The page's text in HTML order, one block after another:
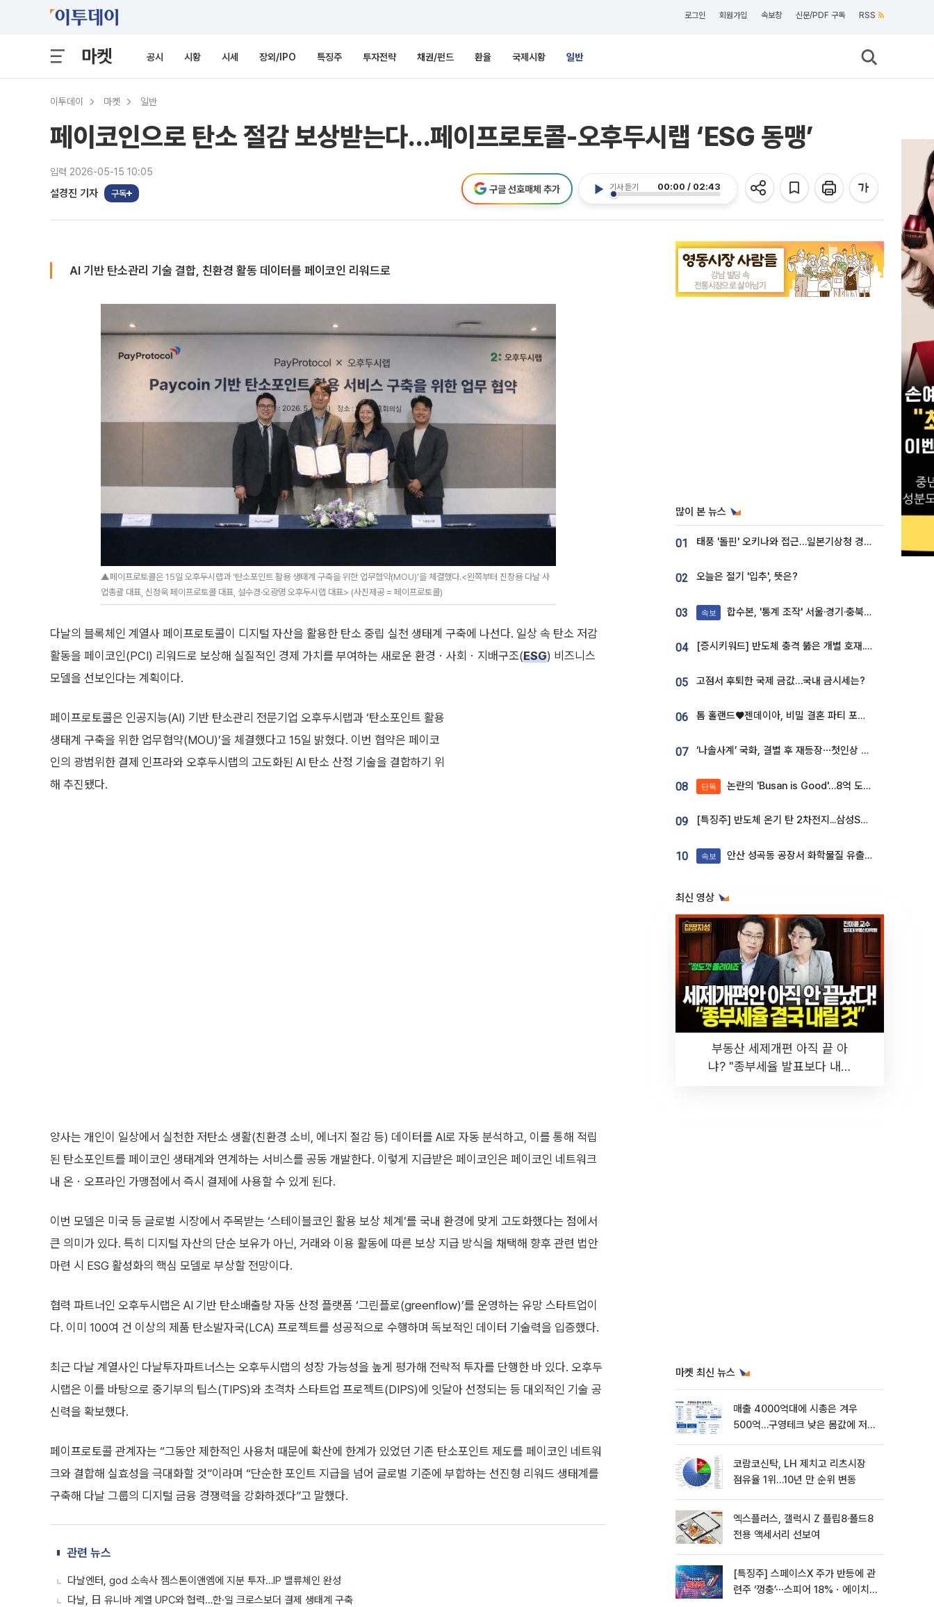
로그인 회원가입 속보창 신문/PDF 구독 RSS
마켓 공시 시황 시세 장외/IPO 특징주 투자전략 채권/펀드 환율 국제시황 일반
이투데이 마켓 일반
페이코인으로 탄소 절감 보상받는다…페이프로토콜-오후두시랩 ‘ESG 동맹’
입력 2026-05-15 10:05
설경진 기자 구독
기사 듣기 00:00 / 02:43
구글 선호매체 추가
AI 기반 탄소관리 기술 결합, 친환경 활동 데이터를 페이코인 리워드로
▲페이프로토콜은 15일 오후두시랩과 ‘탄소포인트 활용 생태계 구축을 위한 업무협약(MOU)’을 체결했다.<왼쪽부터 진창용 다날 사
업총괄 대표, 신정욱 페이프로토콜 대표, 설수경·오광명 오후두시랩 대표> (사진제공 = 페이프로토콜)
다날의 블록체인 계열사 페이프로토콜이 디지털 자산을 활용한 탄소 중립 실천 생태계 구축에 나선다. 일상 속 탄소 저감
활동을 페이코인(PCI) 리워드로 보상해 실질적인 경제 가치를 부여하는 새로운 환경ㆍ사회ㆍ지배구조(ESG) 비즈니스
모델을 선보인다는 계획이다.
페이프로토콜은 인공지능(AI) 기반 탄소관리 전문기업 오후두시랩과 ‘탄소포인트 활용
생태계 구축을 위한 업무협약(MOU)’을 체결했다고 15일 밝혔다. 이번 협약은 페이코
인의 광범위한 결제 인프라와 오후두시랩의 고도화된 AI 탄소 산정 기술을 결합하기 위
해 추진됐다.
양사는 개인이 일상에서 실천한 저탄소 생활(친환경 소비, 에너지 절감 등) 데이터를 AI로 자동 분석하고, 이를 통해 적립
된 탄소포인트를 페이코인 생태계와 연계하는 서비스를 공동 개발한다. 이렇게 지급받은 페이코인은 페이코인 네트워크
내 온ㆍ오프라인 가맹점에서 즉시 결제에 사용할 수 있게 된다.
이번 모델은 미국 등 글로벌 시장에서 주목받는 ‘스테이블코인 활용 보상 체계’를 국내 환경에 맞게 고도화했다는 점에서
큰 의미가 있다. 특히 디지털 자산의 단순 보유가 아닌, 거래와 이용 활동에 따른 보상 지급 방식을 채택해 향후 관련 법안
마련 시 ESG 활성화의 핵심 모델로 부상할 전망이다.
협력 파트너인 오후두시랩은 AI 기반 탄소배출량 자동 산정 플랫폼 ‘그린플로(greenflow)’를 운영하는 유망 스타트업이
다. 이미 100여 건 이상의 제품 탄소발자국(LCA) 프로젝트를 성공적으로 수행하며 독보적인 데이터 기술력을 입증했다.
최근 다날 계열사인 다날투자파트너스는 오후두시랩의 성장 가능성을 높게 평가해 전략적 투자를 단행한 바 있다. 오후두
시랩은 이를 바탕으로 중기부의 팁스(TIPS)와 초격차 스타트업 프로젝트(DIPS)에 잇달아 선정되는 등 대외적인 기술 공
신력을 확보했다.
페이프로토콜 관계자는 “그동안 제한적인 사용처 때문에 확산에 한계가 있었던 기존 탄소포인트 제도를 페이코인 네트워
크와 결합해 실효성을 극대화할 것”이라며 “단순한 포인트 지급을 넘어 글로벌 기준에 부합하는 선진형 리워드 생태계를
구축해 다날 그룹의 디지털 금융 경쟁력을 강화하겠다”고 말했다.
관련 뉴스
다날엔터, god 소속사 젬스톤이앤엠에 지분 투자…IP 밸류체인 완성
다날, 日 유니바 계열 UPC와 협력…한·일 크로스보더 결제 생태계 구축
많이 본 뉴스
01 태풍 '돌핀' 오키나와 접근…일본기상청 경로 업데이트
02 오늘은 절기 '입추', 뜻은?
03 속보 합수본, '통계 조작' 서울·경기·충북 선관위 등 추가 압수수색
04 [증시키워드] 반도체 충격 뚫은 개별 호재...포스코퓨처엠·에코프로·한화솔루션 '눈길'
05 고점서 후퇴한 국제 금값…국내 금시세는?
06 톰 홀랜드♥젠데이아, 비밀 결혼 파티 포착⋯호텔 대관비만 9억
07 ‘나솔사계’ 국화, 결별 후 재등장⋯첫인상 투표 휩쓸고 ‘인기녀’ 등극
08 단독 논란의 'Busan is Good'…8억 도시브랜드, 용산 대통령실 CI 업체가 수행
09 [특징주] 반도체 온기 탄 2차전지...삼성SDI, 장 초반 7% 넘게 껑충
10 속보 안산 성곡동 공장서 화학물질 유출 사고 발생
최신 영상
부동산 세제개편 아직 끝 아
냐? "종부세율 발표보다 내릴
마켓 최신 뉴스
매출 4000억대에 시총은 겨우
500억…구영테크 낮은 몸값에 저가
코람코신탁, LH 제치고 리츠시장
점유율 1위…10년 만 순위 변동
엑스플러스, 갤럭시 Z 플립8·폴드8
전용 액세서리 선보여
[특징주] 스페이스X 주가 반등에 관
련주 ‘껑충’⋯스피어 18%ㆍ에이치